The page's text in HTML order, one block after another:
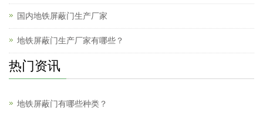
国内地铁屏蔽门生产厂家
地铁屏蔽门生产厂家有哪些？
热门资讯
地铁屏蔽门有哪些种类？